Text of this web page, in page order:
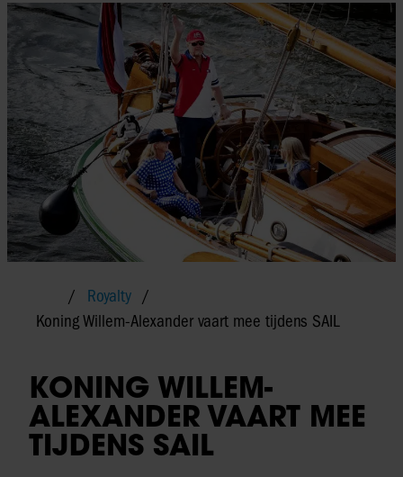
Royalty
Koning Willem-Alexander vaart mee tijdens SAIL
KONING WILLEM-
ALEXANDER VAART MEE
TIJDENS SAIL